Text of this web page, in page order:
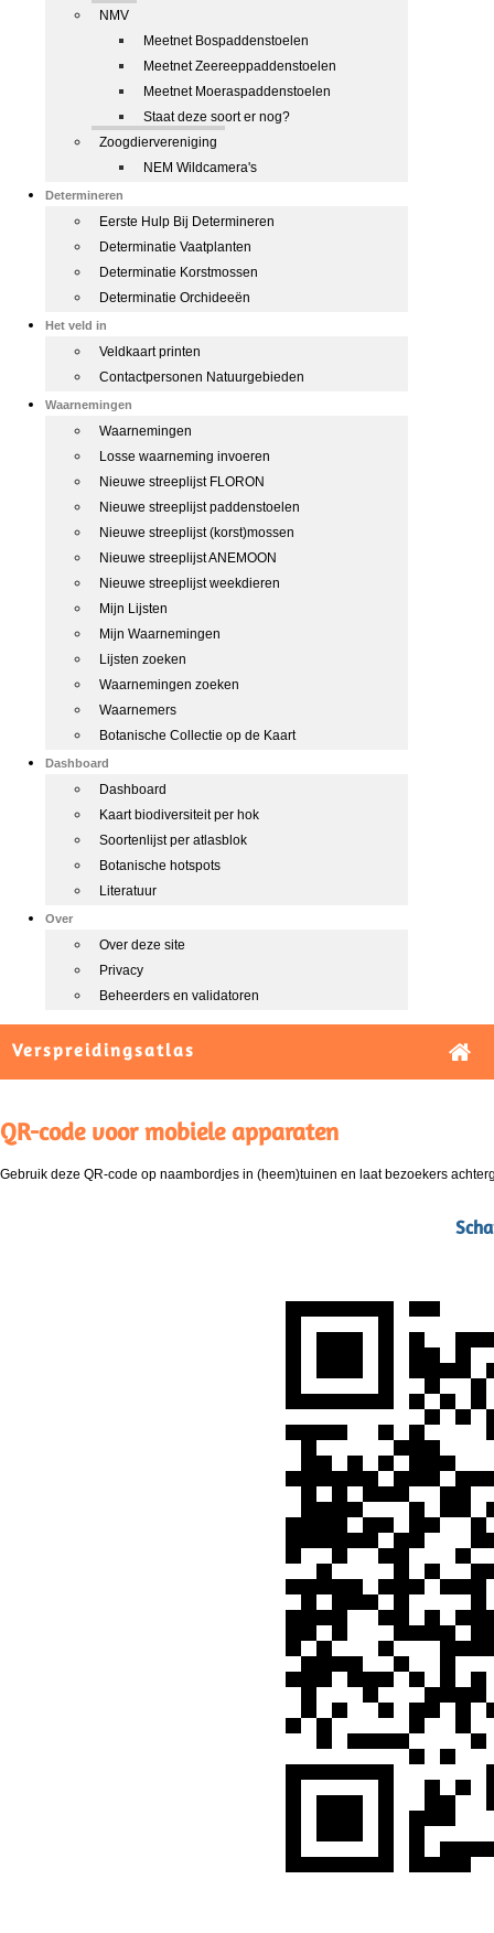
NMV
Meetnet Bospaddenstoelen
Meetnet Zeereeppaddenstoelen
Meetnet Moeraspaddenstoelen
Staat deze soort er nog?
Zoogdiervereniging
NEM Wildcamera's
Determineren
Eerste Hulp Bij Determineren
Determinatie Vaatplanten
Determinatie Korstmossen
Determinatie Orchideeën
Het veld in
Veldkaart printen
Contactpersonen Natuurgebieden
Waarnemingen
Waarnemingen
Losse waarneming invoeren
Nieuwe streeplijst FLORON
Nieuwe streeplijst paddenstoelen
Nieuwe streeplijst (korst)mossen
Nieuwe streeplijst ANEMOON
Nieuwe streeplijst weekdieren
Mijn Lijsten
Mijn Waarnemingen
Lijsten zoeken
Waarnemingen zoeken
Waarnemers
Botanische Collectie op de Kaart
Dashboard
Dashboard
Kaart biodiversiteit per hok
Soortenlijst per atlasblok
Botanische hotspots
Literatuur
Over
Over deze site
Privacy
Beheerders en validatoren
Verspreidingsatlas
QR-code voor mobiele apparaten
Gebruik deze QR-code op naambordjes in (heem)tuinen en laat bezoekers